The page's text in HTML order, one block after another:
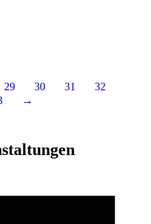
29 30 31
32
→